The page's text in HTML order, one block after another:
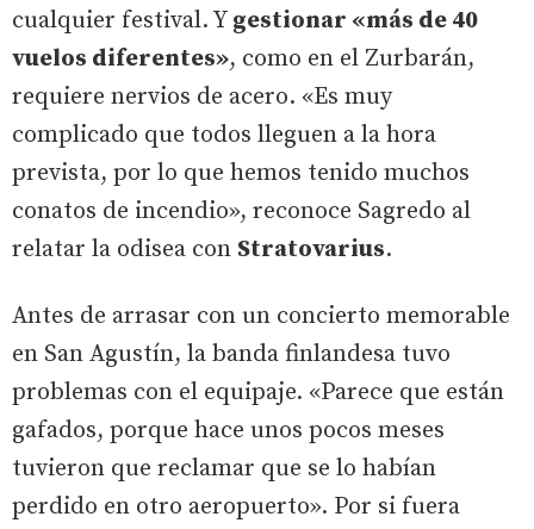
cualquier festival. Y gestionar «más de 40
vuelos diferentes», como en el Zurbarán,
requiere nervios de acero. «Es muy
complicado que todos lleguen a la hora
prevista, por lo que hemos tenido muchos
conatos de incendio», reconoce Sagredo al
relatar la odisea con Stratovarius.
Antes de arrasar con un concierto memorable
en San Agustín, la banda finlandesa tuvo
problemas con el equipaje. «Parece que están
gafados, porque hace unos pocos meses
tuvieron que reclamar que se lo habían
perdido en otro aeropuerto». Por si fuera